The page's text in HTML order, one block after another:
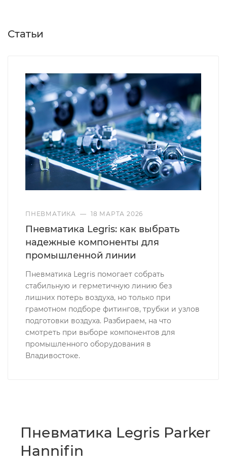
Статьи
ПНЕВМАТИКА — 18 МАРТА 2026
Пневматика Legris: как выбрать
надежные компоненты для
промышленной линии
Пневматика Legris помогает собрать
стабильную и герметичную линию без
лишних потерь воздуха, но только при
грамотном подборе фитингов, трубки и узлов
подготовки воздуха. Разбираем, на что
смотреть при выборе компонентов для
промышленного оборудования в
Владивостоке.
Пневматика Legris Parker
Hannifin